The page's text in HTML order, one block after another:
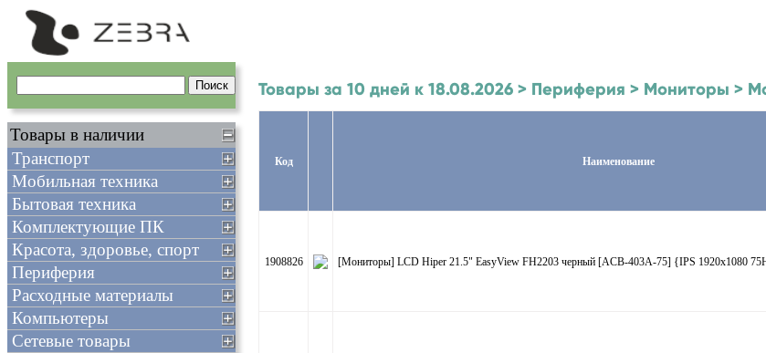
Товары за 10 дней к 18.08.2026 > Периферия > Мониторы >
Код Наименование
1908826 [Мониторы] LCD Hiper 21.5" EasyView FH2203 черный [ACB-403A-75] {IPS 1920x1080
Товары в наличии
Транспорт
Мобильная техника
Бытовая техника
Комплектующие ПК
Красота, здоровье, спорт
Периферия
Расходные материалы
Компьютеры
Сетевые товары